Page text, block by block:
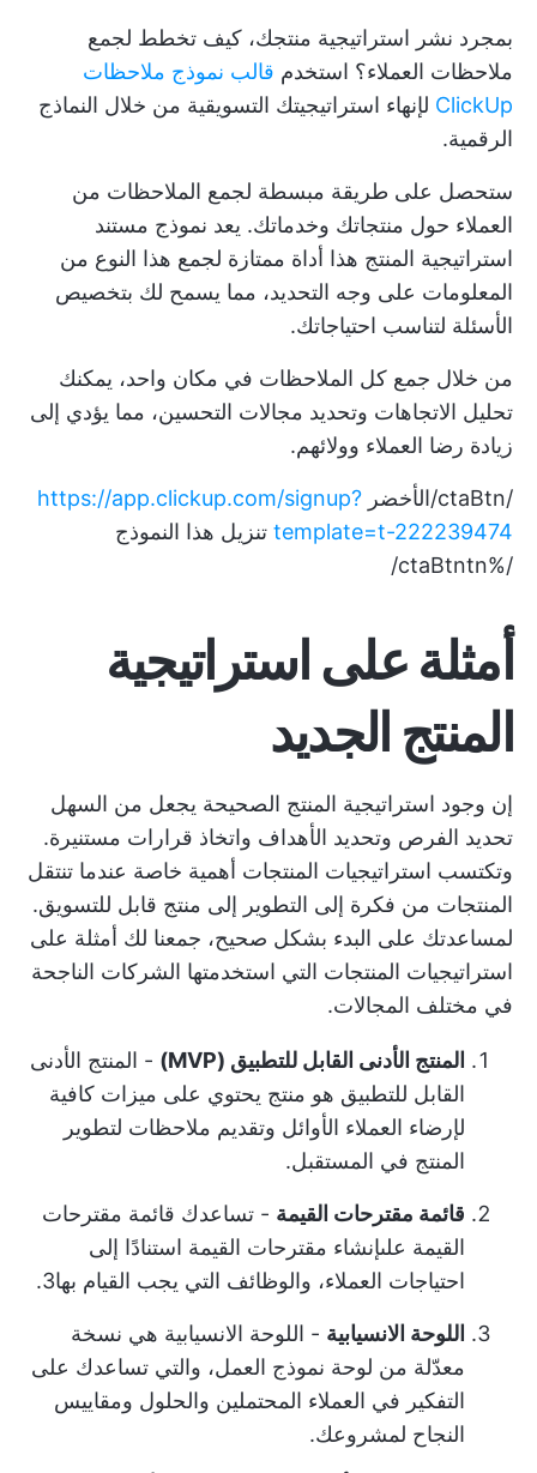
بمجرد نشر استراتيجية منتجك، كيف تخطط لجمع
ملاحظات العملاء؟ استخدم قالب نموذج ملاحظات
ClickUp لإنهاء استراتيجيتك التسويقية من خلال النماذج
الرقمية.
ستحصل على طريقة مبسطة لجمع الملاحظات من
العملاء حول منتجاتك وخدماتك. يعد نموذج مستند
استراتيجية المنتج هذا أداة ممتازة لجمع هذا النوع من
المعلومات على وجه التحديد، مما يسمح لك بتخصيص
الأسئلة لتناسب احتياجاتك.
من خلال جمع كل الملاحظات في مكان واحد، يمكنك
تحليل الاتجاهات وتحديد مجالات التحسين، مما يؤدي إلى
زيادة رضا العملاء وولائهم.
/ctaBtn/الأخضر
https://app.clickup.com/signup?
template=t-222239474 تنزيل هذا النموذج
/%ctaBtntn/
أمثلة على استراتيجية
المنتج الجديد
إن وجود استراتيجية المنتج الصحيحة يجعل من السهل
تحديد الفرص وتحديد الأهداف واتخاذ قرارات مستنيرة.
وتكتسب استراتيجيات المنتجات أهمية خاصة عندما تنتقل
المنتجات من فكرة إلى التطوير إلى منتج قابل للتسويق.
لمساعدتك على البدء بشكل صحيح، جمعنا لك أمثلة على
استراتيجيات المنتجات التي استخدمتها الشركات الناجحة
في مختلف المجالات.
المنتج الأدنى القابل للتطبيق (MVP)
- المنتج الأدنى
القابل للتطبيق هو منتج يحتوي على ميزات كافية
لإرضاء العملاء الأوائل وتقديم ملاحظات لتطوير
المنتج في المستقبل.
قائمة مقترحات القيمة - تساعدك قائمة مقترحات
القيمة علىإنشاء مقترحات القيمة استنادًا إلى
احتياجات العملاء، والوظائف التي يجب القيام بها3.
اللوحة الانسيابية - اللوحة الانسيابية هي نسخة
معدّلة من لوحة نموذج العمل، والتي تساعدك على
التفكير في العملاء المحتملين والحلول ومقاييس
النجاح لمشروعك.